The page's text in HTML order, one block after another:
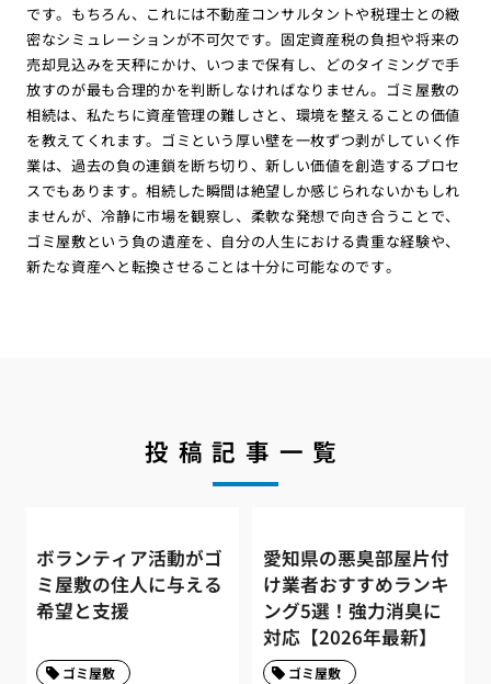
です。もちろん、これには不動産コンサルタントや税理士との緻
密なシミュレーションが不可欠です。固定資産税の負担や将来の
売却見込みを天秤にかけ、いつまで保有し、どのタイミングで手
放すのが最も合理的かを判断しなければなりません。ゴミ屋敷の
相続は、私たちに資産管理の難しさと、環境を整えることの価値
を教えてくれます。ゴミという厚い壁を一枚ずつ剥がしていく作
業は、過去の負の連鎖を断ち切り、新しい価値を創造するプロセ
スでもあります。相続した瞬間は絶望しか感じられないかもしれ
ませんが、冷静に市場を観察し、柔軟な発想で向き合うことで、
ゴミ屋敷という負の遺産を、自分の人生における貴重な経験や、
新たな資産へと転換させることは十分に可能なのです。
投稿記事一覧
ボランティア活動がゴ
ミ屋敷の住人に与える
希望と支援
ゴミ屋敷
愛知県の悪臭部屋片付
け業者おすすめランキ
ング5選！強力消臭に
対応【2026年最新】
ゴミ屋敷